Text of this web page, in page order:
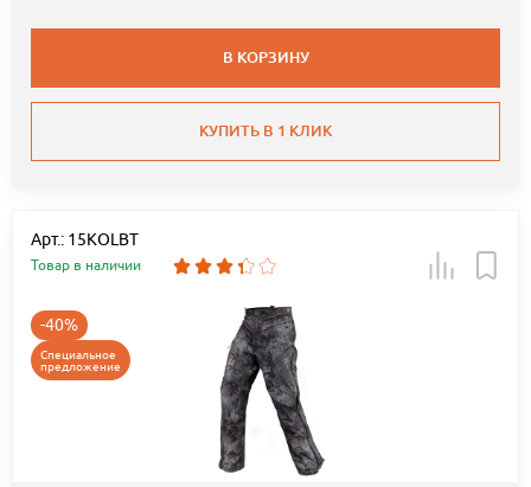
В КОРЗИНУ
КУПИТЬ В 1 КЛИК
Арт.: 15KOLBT
Товар в наличии
-40%
Специальное
предложение